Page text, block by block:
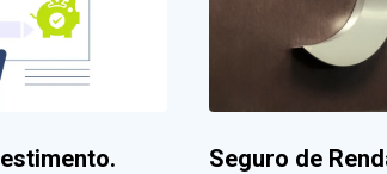
Seguro de